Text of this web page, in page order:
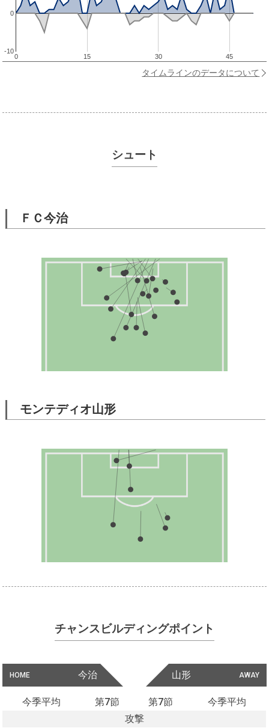
0 15 30 45
-10
0
タイムラインのデータについて
シュート
ＦＣ今治
モンテディオ山形
チャンスビルディングポイント
HOME 今治 AWAY
山形
今季平均 第7節 第7節
今季平均
攻撃